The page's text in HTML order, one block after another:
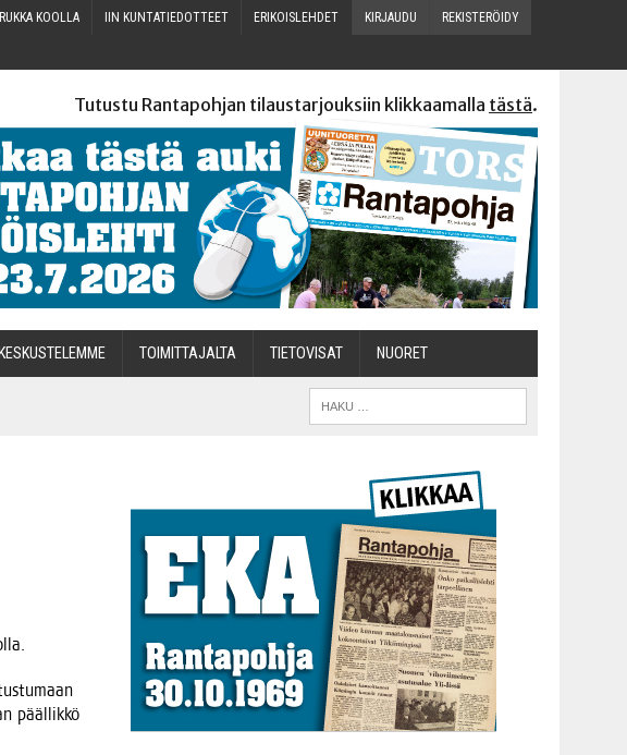
KOOLLA IIN KUN­TA­TIE­DOT­TEET ERI­KOIS­LEH­DET KIR­JAU­DU REKIS­TE­RÖI­DY
Tutustu Rantapohjan tilaustarjouksiin klikkaamalla tästä.
KES­KUS­TE­LEM­ME TOI­MIT­TA­JAL­TA TIETOVISAT NUO­RET
pääl­lik­kö